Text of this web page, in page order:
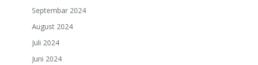
Septembar 2024
August 2024
Juli 2024
Juni 2024